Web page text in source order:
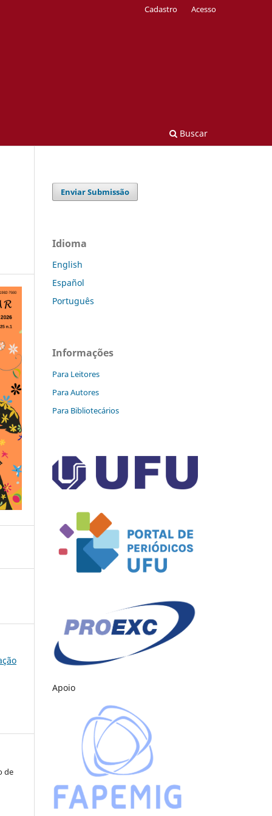
Buscar
Cadastro Acesso
de
Enviar Submissão
Idioma
English
Español
Português
Informações
Para Leitores
Para Autores
Para Bibliotecários
Apoio